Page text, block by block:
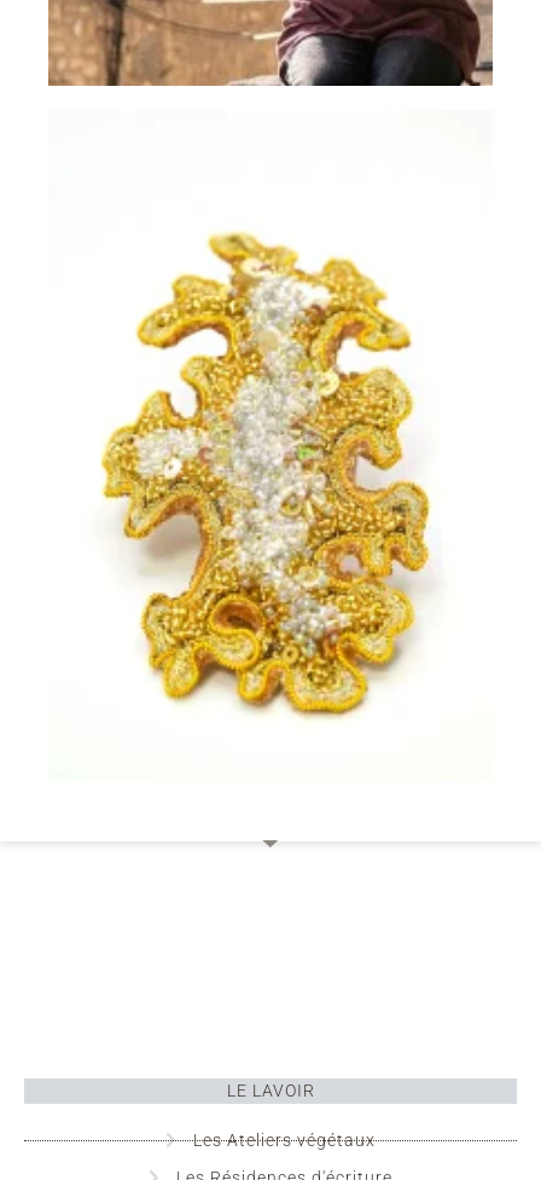
LE LAVOIR
Les Ateliers végétaux